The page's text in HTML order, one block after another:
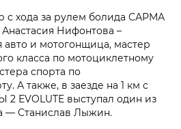
с хода за рулем болида САРМА
Анастасия Нифонтова –
авто и мотогонщица, мастер
класса по мотоциклетному
спорта по
А также, в заезде на 1 км с
EVOLUTE выступал один из
— Станислав Лыжин.